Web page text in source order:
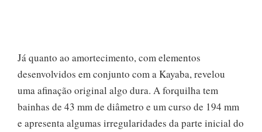
Já quanto ao amortecimento, com elementos
desenvolvidos em conjunto com a Kayaba, revelou
uma afinação original algo dura. A forquilha tem
bainhas de 43 mm de diâmetro e um curso de 194 mm
e apresenta algumas irregularidades da parte inicial do